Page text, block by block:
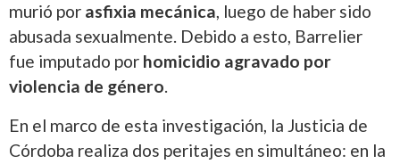
murió por asfixia mecánica, luego de haber sido
abusada sexualmente. Debido a esto, Barrelier
fue imputado por homicidio agravado por
violencia de género.
En el marco de esta investigación, la Justicia de
Córdoba realiza dos peritajes en simultáneo: en la